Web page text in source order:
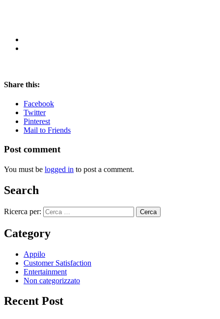
Share this:
Facebook
Twitter
Pinterest
Mail to Friends
Post comment
You must be logged in to post a comment.
Search
Ricerca per:
Category
Appilo
Customer Satisfaction
Entertainment
Non categorizzato
Recent Post